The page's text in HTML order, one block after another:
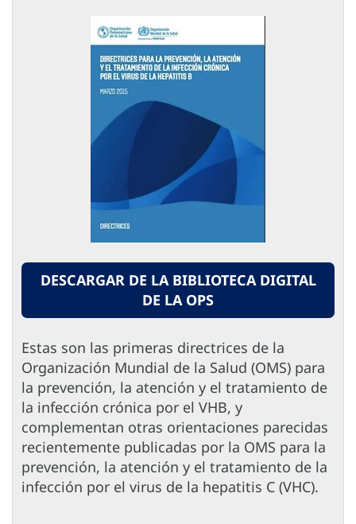
DESCARGAR DE LA BIBLIOTECA DIGITAL
DE LA OPS
Estas son las primeras directrices de la
Organización Mundial de la Salud (OMS) para
la prevención, la atención y el tratamiento de
la infección crónica por el VHB, y
complementan otras orientaciones parecidas
recientemente publicadas por la OMS para la
prevención, la atención y el tratamiento de la
infección por el virus de la hepatitis C (VHC).